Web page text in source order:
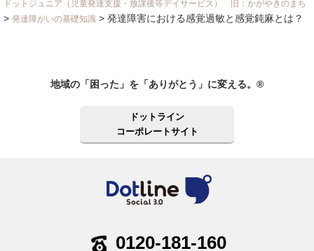
ドットジュニア（児童発達支援・放課後等デイサービス） 旧：かがやきのまち
> 発達障がいの基礎知識 > 発達障害における感覚過敏と感覚鈍麻とは？
地域の「困った」を「ありがとう」に変える。®
ドットライン
コーポレートサイト
0120-181-160